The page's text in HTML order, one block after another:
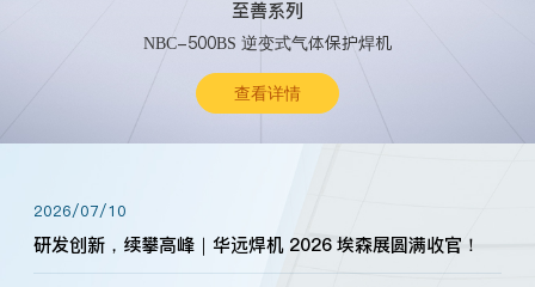
至善系列
NBC-500BS 逆变式气体保护焊机
查看详情
2026/07/10
研发创新，续攀高峰｜华远焊机 2026 埃森展圆满收官！